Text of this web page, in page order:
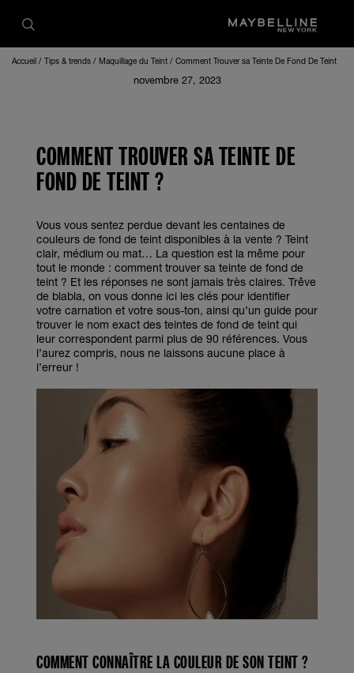
Accueil Tips & trends Maquillage du Teint Comment Trouver sa Teinte De Fond De Teint
novembre 27, 2023
COMMENT TROUVER SA TEINTE DE
FOND DE TEINT ?
Vous vous sentez perdue devant les centaines de
couleurs de fond de teint disponibles à la vente ? Teint
clair, médium ou mat… La question est la même pour
tout le monde : comment trouver sa teinte de fond de
teint ? Et les réponses ne sont jamais très claires. Trêve
de blabla, on vous donne ici les clés pour identifier
votre carnation et votre sous-ton, ainsi qu’un guide pour
trouver le nom exact des teintes de fond de teint qui
leur correspondent parmi plus de 90 références. Vous
l’aurez compris, nous ne laissons aucune place à
l’erreur !
COMMENT CONNAÎTRE LA COULEUR DE SON TEINT ?